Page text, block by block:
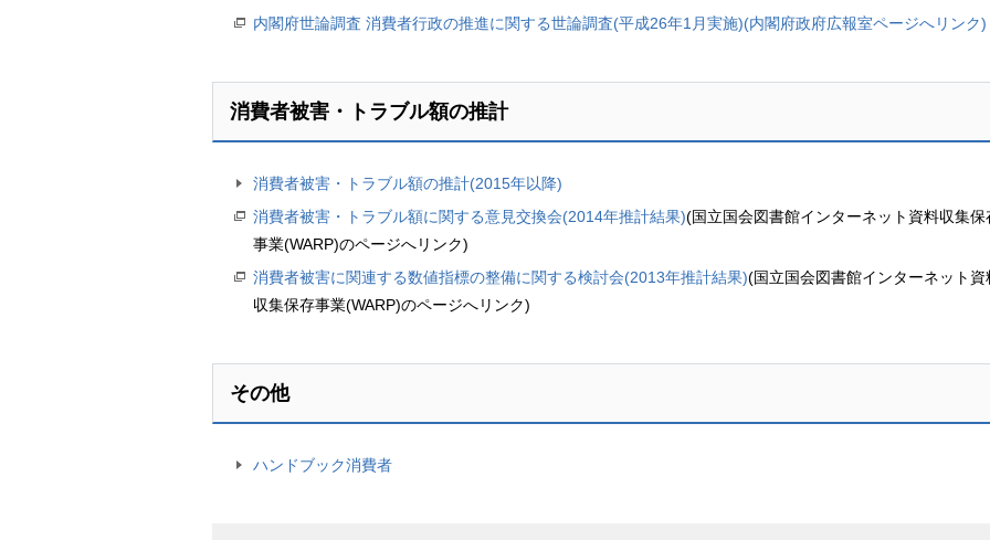
内閣府世論調査 消費者行政の推進に関する世論調査(平成26年1月実施)(内閣府政府広報室ページへリンク)
消費者被害・トラブル額の推計
消費者被害・トラブル額の推計(2015年以降)
消費者被害・トラブル額に関する意見交換会(2014年推計結果)(国立国会図書館インターネット資料収集保
事業(WARP)のページへリンク)
消費者被害に関連する数値指標の整備に関する検討会(2013年推計結果)(国立国会図書館インターネット資
収集保存事業(WARP)のページへリンク)
その他
ハンドブック消費者